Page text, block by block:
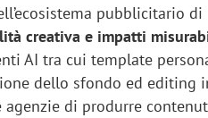
pubblicitario
creativa e impatti
AI tra cui template
dello sfondo ed editing
agenzie di produrre